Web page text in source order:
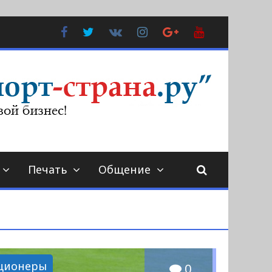
FacebookTwitter
Контакте
Instagram
Google
Plus
Печать Общение
0